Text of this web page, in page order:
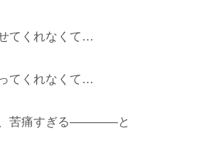
てくれなくて…
てくれなくて…
、苦痛すぎる――――と